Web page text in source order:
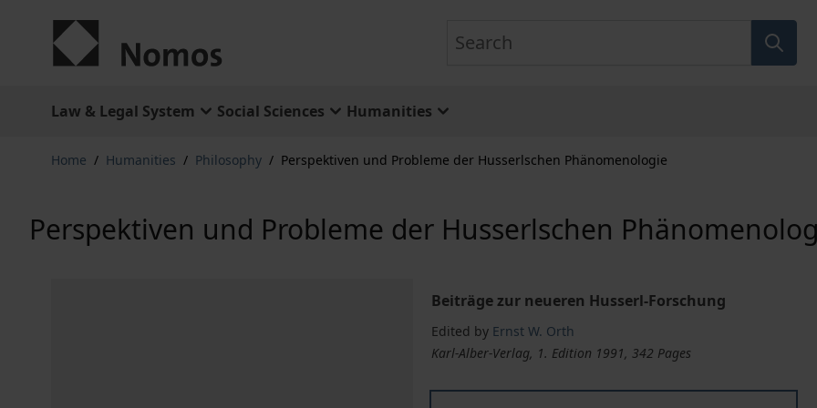
Law & Legal System Social Sciences Humanities
Home / Humanities / Philosophy / Perspektiven und Probleme der Husserlschen Phänomenologie
Perspektiven und Probleme der Husserlschen
Beiträge zur neueren Husserl-Forschung
Edited by Ernst W. Orth
Karl-Alber-Verlag, 1. Edition 1991, 342 Pages